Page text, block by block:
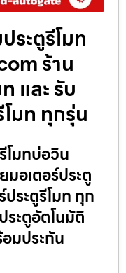
ระตูรีโมท
ร้าน
และ รับ
มท ทุกรุ่น
โมทบ่อวิน
มอเตอร์ประตู
ประตูรีโมท ทุก
ะตูอัตโนมัติ
มประกัน